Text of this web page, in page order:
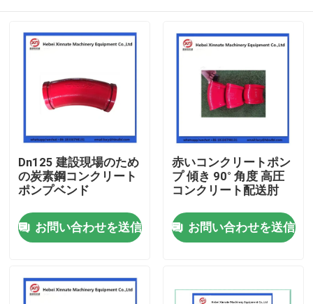
Dn125 建設現場のため
の炭素鋼コンクリート
ポンプベンド
お問い合わせを送信
赤いコンクリートポン
プ 傾き 90° 角度 高圧
コンクリート配送肘
お問い合わせを送信